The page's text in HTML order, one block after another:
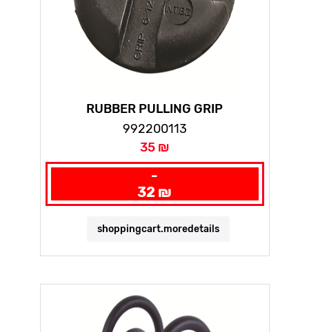
RUBBER PULLING GRIP
992200113
35 ₪
-
32 ₪
shoppingcart.moredetails